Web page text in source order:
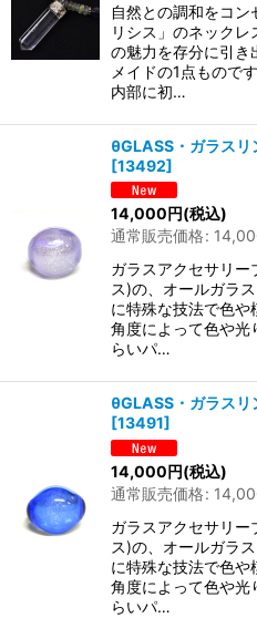
自然との調和をコン
リシス」のネック
の魅力を存分に引き
メイドの1点もので
内部に初…
θGLASS・ガラスリ
[13492]
14,000円(税込)
通常販売価格:
ガラスアクセサリー
ス)の、オールガラ
に特殊な技法で色や
角度によって色や光
らいパ…
θGLASS・ガラスリ
[13491]
14,000円(税込)
通常販売価格:
ガラスアクセサリー
ス)の、オールガラ
に特殊な技法で色や
角度によって色や光
らいパ…